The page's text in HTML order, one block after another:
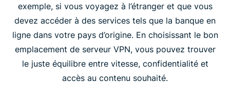
exemple, si vous voyagez à l’étranger et que vous
devez accéder à des services tels que la banque en
ligne dans votre pays d’origine. En choisissant le bon
emplacement de serveur VPN, vous pouvez trouver
le juste équilibre entre vitesse, confidentialité et
accès au contenu souhaité.